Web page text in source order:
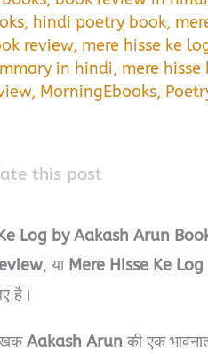
, hindi poetry book,
review, mere hisse ke
in hindi, mere
, MorningEbooks,
this post
Log by Aakash Arun
, या Mere Hisse Ke
है।
Aakash Arun की एक